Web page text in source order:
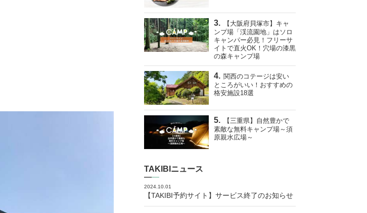
【大阪府貝塚市】キャ
ンプ場「渓流園地」はソロ
キャンパー必見！フリーサ
イトで直火OK！穴場の漆黒
の森キャンプ場
関西のコテージは安い
ところがいい！おすすめの
格安施設18選
【三重県】自然豊かで
素敵な無料キャンプ場～須
原親水広場～
TAKIBIニュース
2024.10.01
【TAKIBI予約サイト】サービス終了のお知らせ